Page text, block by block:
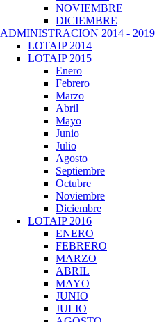
NOVIEMBRE
DICIEMBRE
ADMINISTRACION 2014 - 2019
LOTAIP 2014
LOTAIP 2015
Enero
Febrero
Marzo
Abril
Mayo
Junio
Julio
Agosto
Septiembre
Octubre
Noviembre
Diciembre
LOTAIP 2016
ENERO
FEBRERO
MARZO
ABRIL
MAYO
JUNIO
JULIO